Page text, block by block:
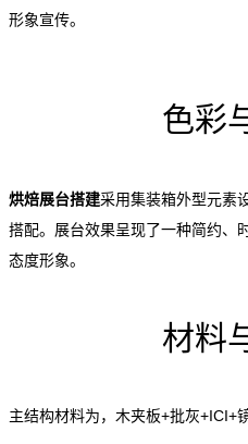
形象宣传。
色彩
烘焙展台搭建采用集装箱外型元素
搭配。展台效果呈现了一种简约、
态度形象。
材料
主结构材料为，木夹板+批灰+ICI+